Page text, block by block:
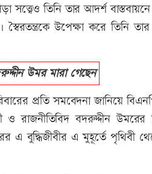
তিনি তার আদর্শ
উপেক্ষা করে তিনি তার
উমর মারা গেছেন
প্রতি সমবেদনা জানিয়ে
রাজনীতিবিদ বদরুদ্দীন উমরের
এ বুদ্ধিজীবীর এ মুহূর্তে পৃথিবী